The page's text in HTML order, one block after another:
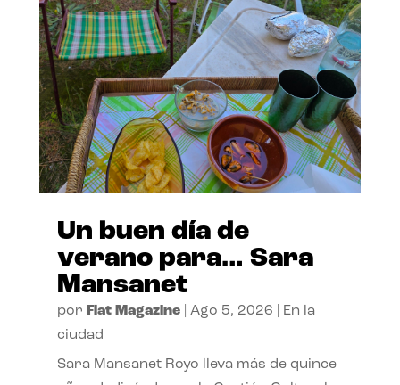
Un buen día de
verano para… Sara
Mansanet
por Flat Magazine| Ago 5, 2026
En la
ciudad
Sara Mansanet Royo lleva más de quince